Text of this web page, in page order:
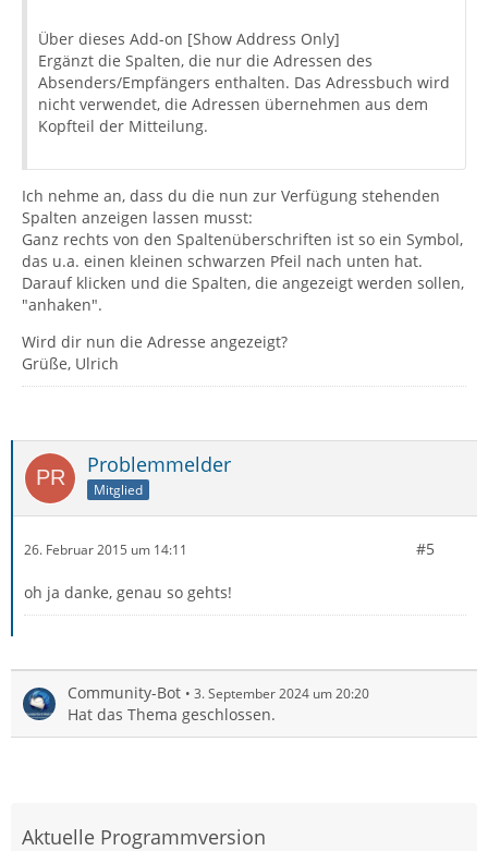
Über dieses Add-on [Show Address Only]
Ergänzt die Spalten, die nur die Adressen des
Absenders/Empfängers enthalten. Das Adressbuch wird
nicht verwendet, die Adressen übernehmen aus dem
Kopfteil der Mitteilung.
Ich nehme an, dass du die nun zur Verfügung stehenden
Spalten anzeigen lassen musst:
Ganz rechts von den Spaltenüberschriften ist so ein Symbol,
das u.a. einen kleinen schwarzen Pfeil nach unten hat.
Darauf klicken und die Spalten, die angezeigt werden sollen,
"anhaken".
Wird dir nun die Adresse angezeigt?
Grüße, Ulrich
Problemmelder
Mitglied
26. Februar 2015 um 14:11 #5
oh ja danke, genau so gehts!
Community-Bot 3. September 2024 um 20:20
Hat das Thema geschlossen.
Aktuelle Programmversion